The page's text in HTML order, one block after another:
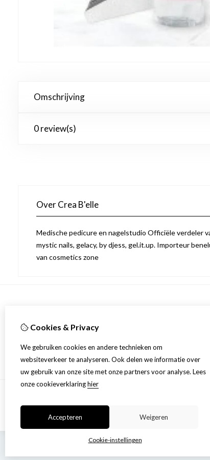
Omschrijving
0 review(s)
Over Crea B'elle
Medische pedicure en nagelstudio Officiële verdeler
mystic nails, gelacy, by djess, gel.it.up. Importeur
van cosmetics zone
Over ons
Algemene voorwaarden
Cookies & Privacy
We gebruiken cookies en andere technieken om
websiteverkeer te analyseren. Ook delen we informatie over
uw gebruik van onze site met onze partners voor analyse. Lees
onze cookieverklaringhier
Accepteren Weigeren
Cookie-instellingen